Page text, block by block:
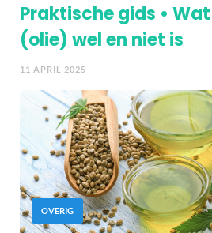
Praktische gids •
(olie) wel en niet is
11 APRIL 2025
OVERIG